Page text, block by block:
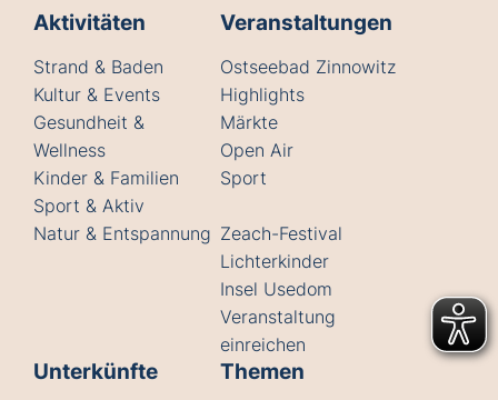
Aktivitäten
Strand & Baden
Kultur & Events
Gesundheit &
Wellness
Kinder & Familien
Sport & Aktiv
Natur & Entspannung
Veranstaltungen
Ostseebad Zinnowitz
Highlights
Märkte
Open Air
Sport
Zeach-Festival
Lichterkinder
Insel Usedom
Veranstaltung
einreichen
Unterkünfte Themen